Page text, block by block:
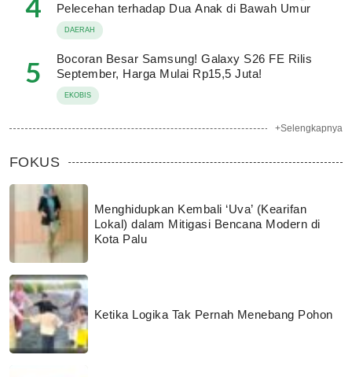
Pelecehan terhadap Dua Anak di Bawah Umur
DAERAH
5
Bocoran Besar Samsung! Galaxy S26 FE Rilis
September, Harga Mulai Rp15,5 Juta!
EKOBIS
+Selengkapnya
FOKUS
Menghidupkan Kembali ‘Uva’ (Kearifan
Lokal) dalam Mitigasi Bencana Modern di
Kota Palu
Ketika Logika Tak Pernah Menebang Pohon